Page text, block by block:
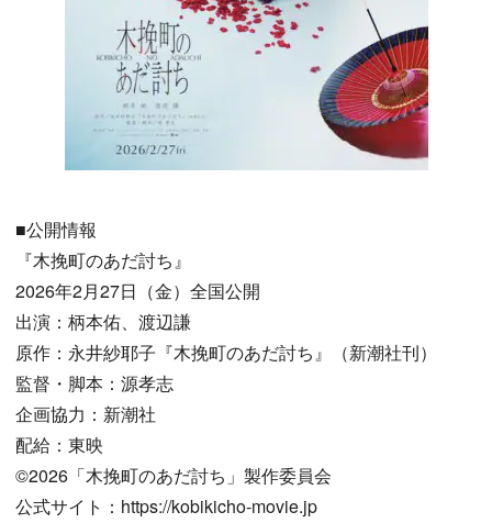
■公開情報
『木挽町のあだ討ち』
2026年2月27日（金）全国公開
出演：柄本佑、渡辺謙
原作：永井紗耶子『木挽町のあだ討ち』（新潮社刊）
監督・脚本：源孝志
企画協力：新潮社
配給：東映
©2026「木挽町のあだ討ち」製作委員会
公式サイト：https://kobikicho-movie.jp